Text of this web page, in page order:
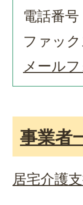
電話番号
ファック
メール
事業者
居宅介護